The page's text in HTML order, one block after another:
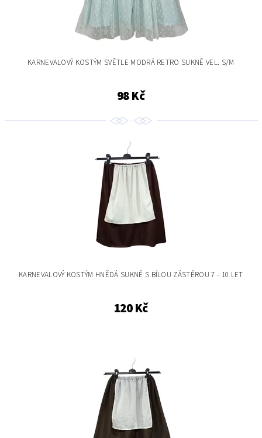
KARNEVALOVÝ KOSTÝM SVĚTLE MODRÁ RETRO SUKNĚ VEL. S/M
98 Kč
KARNEVALOVÝ KOSTÝM HNĚDÁ SUKNĚ S BÍLOU ZÁSTĚROU 7 - 10 LET
120 Kč